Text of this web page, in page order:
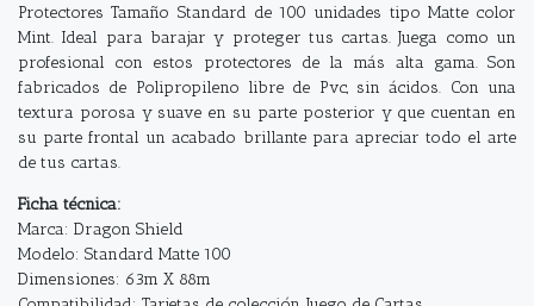
Protectores Tamaño Standard de 100 unidades tipo Matte color
Mint. Ideal para barajar y proteger tus cartas. Juega como un
profesional con estos protectores de la más alta gama. Son
fabricados de Polipropileno libre de Pvc, sin ácidos. Con una
textura porosa y suave en su parte posterior y que cuentan en
su parte frontal un acabado brillante para apreciar todo el arte
de tus cartas.
Ficha técnica:
Marca: Dragon Shield
Modelo: Standard Matte 100
Dimensiones: 63m X 88m